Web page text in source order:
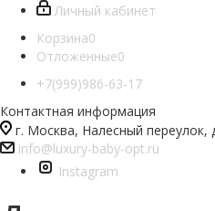
Личный кабинет
Корзина0
Отложенные0
+7(999)986-63-17
Контактная информация
г. Москва, Налесный переулок,
info@luxury-baby-opt.ru
Instagram